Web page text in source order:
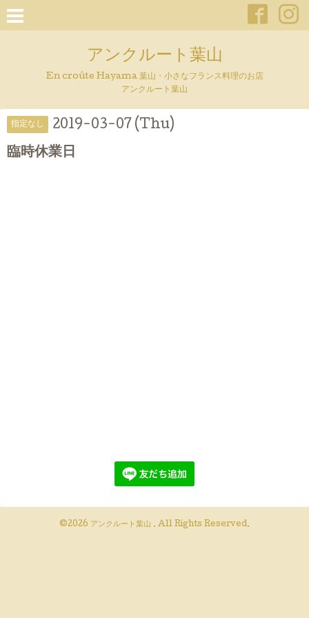
アンクルート葉山
En croûte Hayama 葉山・小さなフランス料理のお店
アンクルート葉山
指定なし 2019-03-07 (Thu)
臨時休業日
©2026 アンクルート葉山 . All Rights Reserved.